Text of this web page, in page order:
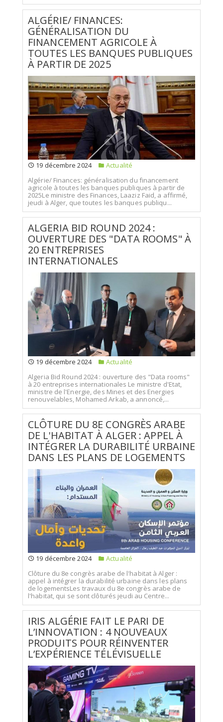
ALGÉRIE/ FINANCES:
GÉNÉRALISATION DU
FINANCEMENT AGRICOLE À
TOUTES LES BANQUES PUBLIQUES
À PARTIR DE 2025
19 décembre 2024
Actualité
Algérie/ Finances: généralisation du financement
agricole à toutes les banques publiques à partir de
2025Le ministre des Finances, Laaziz Faid, a affirmé,
jeudi à Alger, que toutes les banques publiqu...
ALGERIA BID ROUND 2024 :
OUVERTURE DES "DATA ROOMS" À
20 ENTREPRISES
INTERNATIONALES
19 décembre 2024
Actualité
Algeria Bid Round 2024 : ouverture des "Data rooms"
à 20 entreprises internationales Le ministre d'Etat,
ministre de l'Energie, des Mines et des Energies
renouvelables, Mohamed Arkab, a annoncé,...
CLÔTURE DU 8E CONGRÈS ARABE
DE L'HABITAT À ALGER : APPEL À
INTÉGRER LA DURABILITÉ URBAINE
DANS LES PLANS DE LOGEMENTS
19 décembre 2024
Actualité
Clôture du 8e congrès arabe de l'habitat à Alger :
appel à intégrer la durabilité urbaine dans les plans
de logementsLes travaux du 8e congrès arabe de
l'habitat, qui se sont clôturés jeudi au Centre...
IRIS ALGÉRIE FAIT LE PARI DE
L’INNOVATION : 4 NOUVEAUX
PRODUITS POUR RÉINVENTER
L’EXPÉRIENCE TÉLÉVISUELLE